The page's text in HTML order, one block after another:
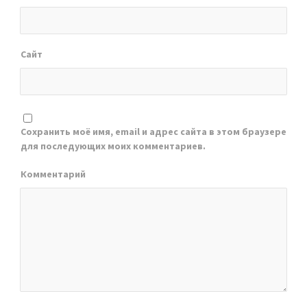
Сайт
Сохранить моё имя, email и адрес сайта в этом браузере
для последующих моих комментариев.
Комментарий